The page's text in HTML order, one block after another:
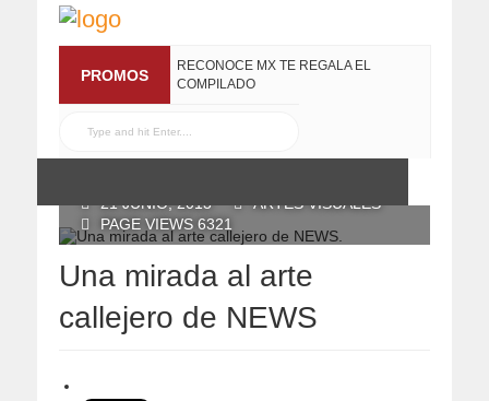
PROMOS
RECONOCE MX TE REGALA EL
COMPILADO
21 JUNIO, 2013
ARTES VISUALES
PAGE VIEWS 6321
Una mirada al arte
callejero de NEWS